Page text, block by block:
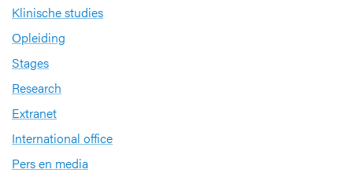
Klinische studies
Opleiding
Stages
Research
Extranet
International office
Pers en media